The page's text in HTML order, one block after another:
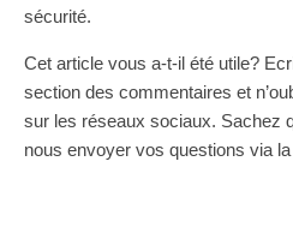
sécurité.
Cet article vous a-t-il été utile?
section des commentaires et
sur les réseaux sociaux. Sachez
nous envoyer vos questions via